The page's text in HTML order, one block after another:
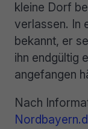
kleine Dorf
verlassen. In
bekannt, er
ihn endgültig
angefangen
Nach